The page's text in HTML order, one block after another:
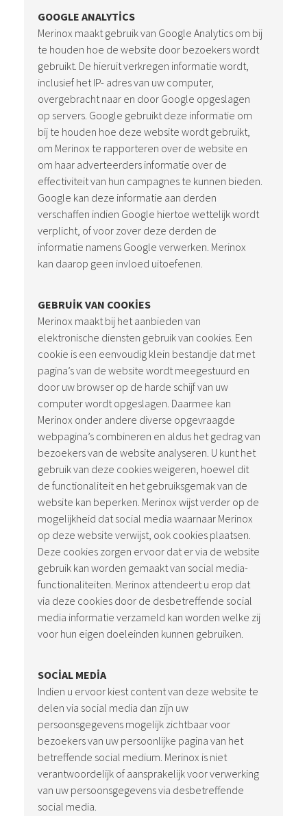
GOOGLE ANALYTICS
Merinox maakt gebruik van Google Analytics om bij
te houden hoe de website door bezoekers wordt
gebruikt. De hieruit verkregen informatie wordt,
inclusief het IP- adres van uw computer,
overgebracht naar en door Google opgeslagen
op servers. Google gebruikt deze informatie om
bij te houden hoe deze website wordt gebruikt,
om Merinox te rapporteren over de website en
om haar adverteerders informatie over de
effectiviteit van hun campagnes te kunnen bieden.
Google kan deze informatie aan derden
verschaffen indien Google hiertoe wettelijk wordt
verplicht, of voor zover deze derden de
informatie namens Google verwerken. Merinox
kan daarop geen invloed uitoefenen.
GEBRUIK VAN COOKIES
Merinox maakt bij het aanbieden van
elektronische diensten gebruik van cookies. Een
cookie is een eenvoudig klein bestandje dat met
pagina’s van de website wordt meegestuurd en
door uw browser op de harde schijf van uw
computer wordt opgeslagen. Daarmee kan
Merinox onder andere diverse opgevraagde
webpagina’s combineren en aldus het gedrag van
bezoekers van de website analyseren. U kunt het
gebruik van deze cookies weigeren, hoewel dit
de functionaliteit en het gebruiksgemak van de
website kan beperken. Merinox wijst verder op de
mogelijkheid dat social media waarnaar Merinox
op deze website verwijst, ook cookies plaatsen.
Deze cookies zorgen ervoor dat er via de website
gebruik kan worden gemaakt van social media-
functionaliteiten. Merinox attendeert u erop dat
via deze cookies door de desbetreffende social
media informatie verzameld kan worden welke zij
voor hun eigen doeleinden kunnen gebruiken.
SOCIAL MEDIA
Indien u ervoor kiest content van deze website te
delen via social media dan zijn uw
persoonsgegevens mogelijk zichtbaar voor
bezoekers van uw persoonlijke pagina van het
betreffende social medium. Merinox is niet
verantwoordelijk of aansprakelijk voor verwerking
van uw persoonsgegevens via desbetreffende
social media.